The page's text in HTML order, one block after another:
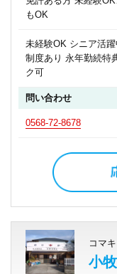
もOK
未経験OK シニア活
制度あり 永年勤続特
ク可
問い合わせ
0568-72-8678
コマ
小